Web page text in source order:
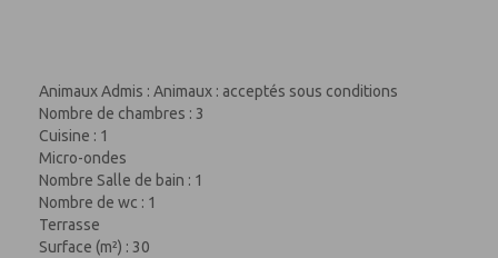
Animaux Admis : Animaux : acceptés sous conditions
Nombre de chambres : 3
Cuisine : 1
Micro-ondes
Nombre Salle de bain : 1
Nombre de wc : 1
Terrasse
Surface (m²) : 30